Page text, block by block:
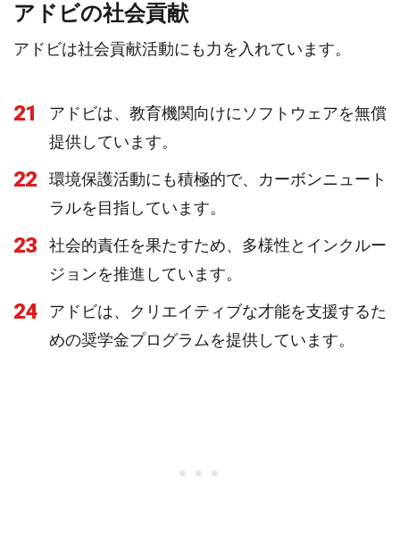
アドビの社会貢献
アドビは社会貢献活動にも力を入れています。
21
アドビは、教育機関向けにソフトウェアを無償
提供しています。
22
環境保護活動にも積極的で、カーボンニュート
ラルを目指しています。
23
社会的責任を果たすため、多様性とインクルー
ジョンを推進しています。
24
アドビは、クリエイティブな才能を支援するた
めの奨学金プログラムを提供しています。